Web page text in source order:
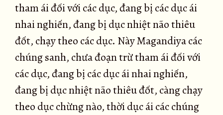
tham ái đối với các dục, đang bị các dục ái
nhai nghiến, đang bị dục nhiệt não thiêu
đốt, chạy theo các dục. Này Magandiya các
chúng sanh, chưa đoạn trừ tham ái đối với
các dục, đang bị các dục ái nhai nghiến,
đang bị dục nhiệt não thiêu đốt, càng chạy
theo dục chừng nào, thời dục ái các chúng